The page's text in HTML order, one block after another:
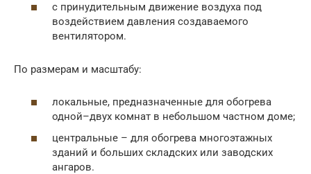
с принудительным движение воздуха под
воздействием давления создаваемого
вентилятором.
По размерам и масштабу:
локальные, предназначенные для обогрева
одной–двух комнат в небольшом частном доме;
центральные – для обогрева многоэтажных
зданий и больших складских или заводских
ангаров.